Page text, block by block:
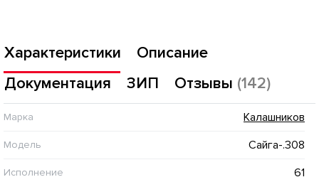
Характеристики
Описание
Документация
ЗИП Отзывы (142)
Марка Калашников
Модель Сайга-.308
Исполнение 61